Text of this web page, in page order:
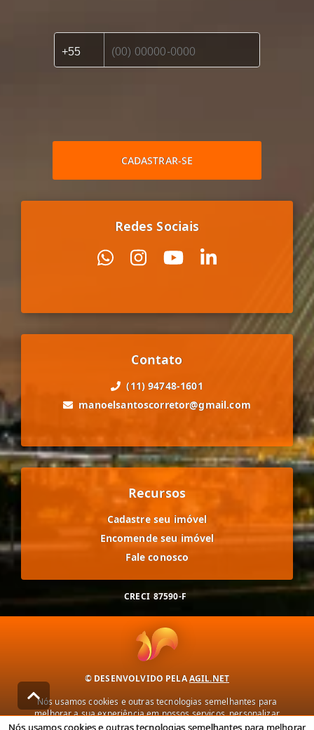
CADASTRAR-SE
Redes Sociais
Contato
(11) 94748-1601
manoelsantoscorretor@gmail.com
Recursos
Cadastre seu imóvel
Encomende seu imóvel
Fale conosco
CRECI 87590-F
© DESENVOLVIDO PELAAGIL.NET
Nós usamos cookies e outras tecnologias semelhantes para
melhorar a sua experiência em nossos serviços, personalizar
publicidade e recomendar conteúdo de seu interesse. Ao utilizar
Nós usamos cookies e outras tecnologias semelhantes para melhorar